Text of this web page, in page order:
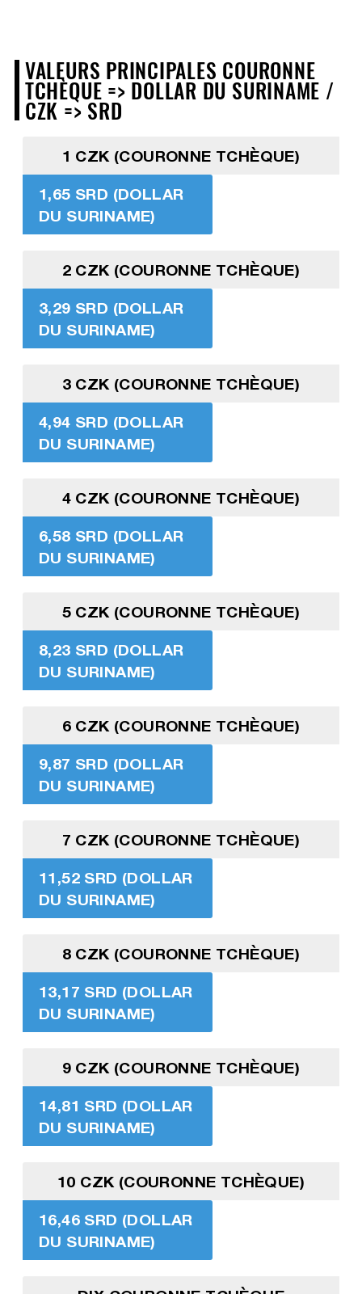
VALEURS PRINCIPALES COURONNE
TCHÈQUE => DOLLAR DU SURINAME /
CZK => SRD
1 CZK (COURONNE TCHÈQUE)
1,65 SRD (DOLLAR
DU SURINAME)
2 CZK (COURONNE TCHÈQUE)
3,29 SRD (DOLLAR
DU SURINAME)
3 CZK (COURONNE TCHÈQUE)
4,94 SRD (DOLLAR
DU SURINAME)
4 CZK (COURONNE TCHÈQUE)
6,58 SRD (DOLLAR
DU SURINAME)
5 CZK (COURONNE TCHÈQUE)
8,23 SRD (DOLLAR
DU SURINAME)
6 CZK (COURONNE TCHÈQUE)
9,87 SRD (DOLLAR
DU SURINAME)
7 CZK (COURONNE TCHÈQUE)
11,52 SRD (DOLLAR
DU SURINAME)
8 CZK (COURONNE TCHÈQUE)
13,17 SRD (DOLLAR
DU SURINAME)
9 CZK (COURONNE TCHÈQUE)
14,81 SRD (DOLLAR
DU SURINAME)
10 CZK (COURONNE TCHÈQUE)
16,46 SRD (DOLLAR
DU SURINAME)